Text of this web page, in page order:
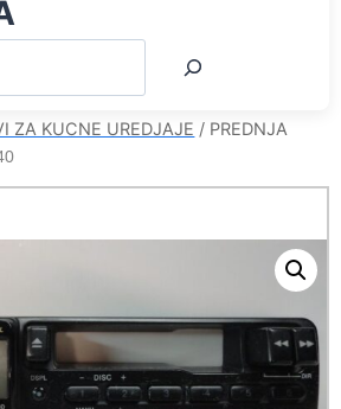
ZA KUCNE UREDJAJE / PREDNJA